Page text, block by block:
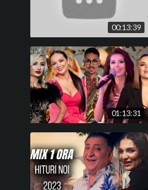
00:13:39
01:13:31